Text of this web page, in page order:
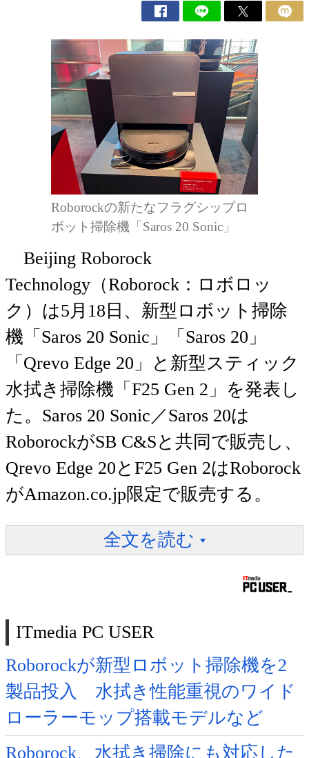
Roborockの新たなフラグシップロ
ボット掃除機「Saros 20 Sonic」
Beijing Roborock
Technology（Roborock：ロボロッ
ク）は5月18日、新型ロボット掃除
機「Saros 20 Sonic」「Saros 20」
「Qrevo Edge 20」と新型スティック
水拭き掃除機「F25 Gen 2」を発表し
た。Saros 20 Sonic／Saros 20は
RoborockがSB C&Sと共同で販売し、
Qrevo Edge 20とF25 Gen 2はRoborock
がAmazon.co.jp限定で販売する。
全文を読む
ITmedia PC USER
Roborockが新型ロボット掃除機を2
製品投入 水拭き性能重視のワイド
ローラーモップ搭載モデルなど
Roborock、水拭き掃除にも対応した